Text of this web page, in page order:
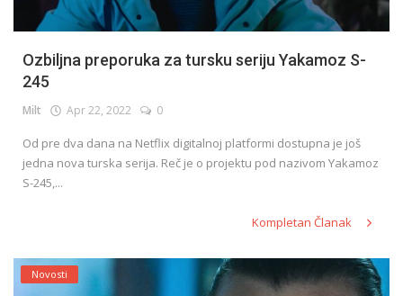
Ozbiljna preporuka za tursku seriju Yakamoz S-
245
Milt Apr 22, 2022 0
Od pre dva dana na Netflix digitalnoj platformi dostupna je još
jedna nova turska serija. Reč je o projektu pod nazivom Yakamoz
S-245,...
Kompletan Članak
Novosti